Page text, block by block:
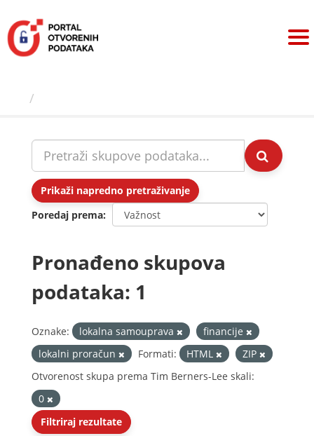
sadržaj
Prikaži napredno pretraživanje
Poredaj prema
Pronađeno skupova
podataka: 1
Oznake: lokalna samouprava
financije
lokalni proračun
Formati: HTML
ZIP
Otvorenost skupa prema Tim Berners-Lee skali:
0
Filtriraj rezultate